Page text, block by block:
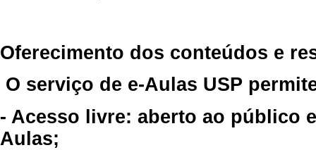
Oferecimento dos conteúdos e
O serviço de e-Aulas USP
- Acesso livre: aberto ao público
Aulas;